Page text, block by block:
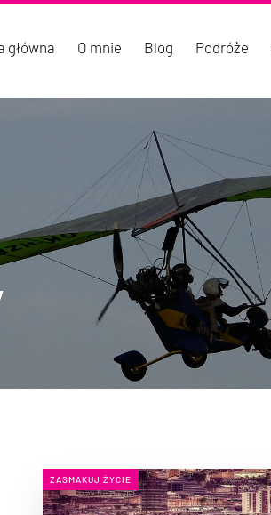
główna O mnie Blog Podróże
ZASMAKUJ ŻYCIE